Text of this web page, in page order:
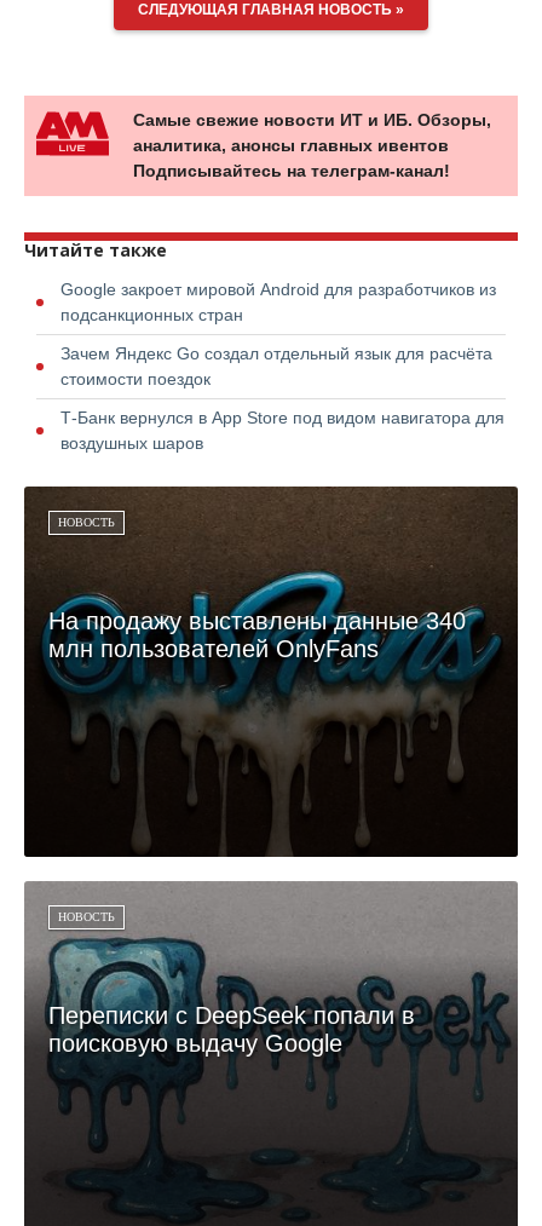
СЛЕДУЮЩАЯ ГЛАВНАЯ НОВОСТЬ »
Самые свежие новости ИТ и ИБ. Обзоры,
аналитика, анонсы главных ивентов
Подписывайтесь на телеграм-канал!
Читайте также
Google закроет мировой Android для разработчиков из
подсанкционных стран
Зачем Яндекс Go создал отдельный язык для расчёта
стоимости поездок
Т-Банк вернулся в App Store под видом навигатора для
воздушных шаров
НОВОСТЬ
На продажу выставлены данные 340
млн пользователей OnlyFans
НОВОСТЬ
Переписки с DeepSeek попали в
поисковую выдачу Google